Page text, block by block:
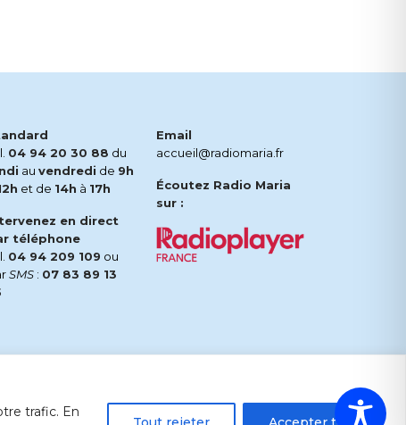
trafic. En
04 94 20 30 88 du
au vendredi de 9h
et de 14h à 17h
en direct
téléphone
04 94 209 109 ou
SMS : 07 83 89 13
Email
accueil@radiomaria.fr
Écoutez Radio Maria
sur :